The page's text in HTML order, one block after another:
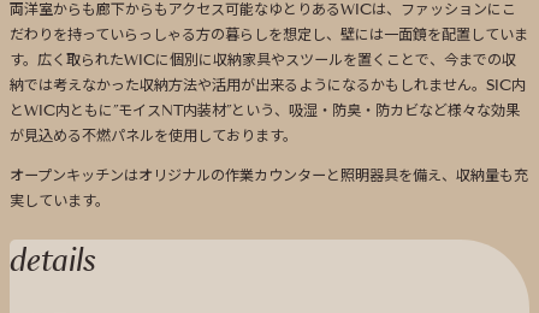
両洋室からも廊下からもアクセス可能なゆとりあるWICは、ファッションにこ
だわりを持っていらっしゃる方の暮らしを想定し、壁には一面鏡を配置していま
す。広く取られたWICに個別に収納家具やスツールを置くことで、今までの収
納では考えなかった収納方法や活用が出来るようになるかもしれません。SIC内
とWIC内ともに”モイスNT内装材”という、吸湿・防臭・防カビなど様々な効果
が見込める不燃パネルを使用しております。
オープンキッチンはオリジナルの作業カウンターと照明器具を備え、収納量も充
実しています。
details